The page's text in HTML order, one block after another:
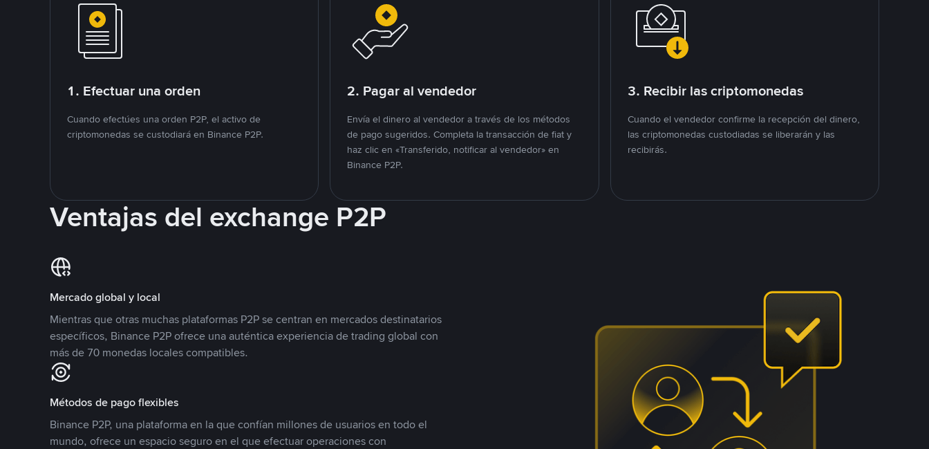
1. Efectuar una orden
Cuando efectúes una orden P2P, el activo de
criptomonedas se custodiará en Binance P2P.
2. Pagar al vendedor
Envía el dinero al vendedor a través de los métodos
de pago sugeridos. Completa la transacción de fiat y
haz clic en «Transferido, notificar al vendedor» en
Binance P2P.
3. Recibir las criptomonedas
Cuando el vendedor confirme la recepción del dinero,
las criptomonedas custodiadas se liberarán y las
recibirás.
Ventajas del exchange P2P
Mercado global y local
Mientras que otras muchas plataformas P2P se centran en mercados destinatarios
específicos, Binance P2P ofrece una auténtica experiencia de trading global con
más de 70 monedas locales compatibles.
Métodos de pago flexibles
Binance P2P, una plataforma en la que confían millones de usuarios en todo el
mundo, ofrece un espacio seguro en el que efectuar operaciones con